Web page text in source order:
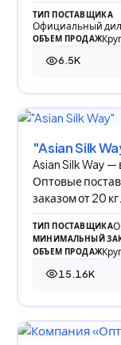
ТИП ПОСТАВЩИКА
Официальный
ОБЪЕМ ПРОДАЖ
6.5K
6 495
"Asian Silk
Asian Silk Way
Оптовые
заказом от 20 кг.
ТИП ПОСТАВЩИКА
МИНИМАЛЬНЫЙ
ОБЪЕМ ПРОДАЖ
15.16K
15 161 просмотр